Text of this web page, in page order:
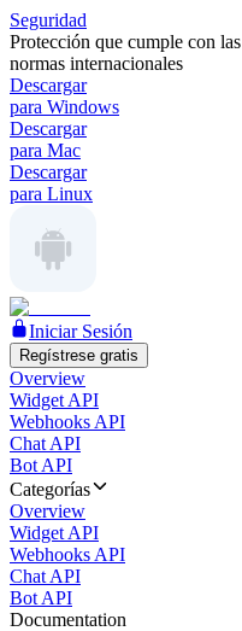
Seguridad
Protección que cumple con las
normas internacionales
Descargar
para Windows
Descargar
para Mac
Descargar
para Linux
Iniciar Sesión
Regístrese gratis
Overview
Widget API
Webhooks API
Chat API
Bot API
Categorías
Overview
Widget API
Webhooks API
Chat API
Bot API
Documentation